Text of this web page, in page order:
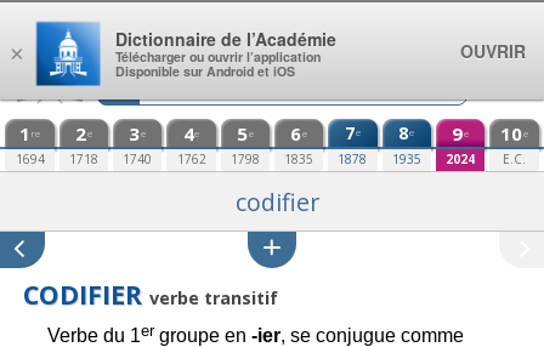
Aller au contenu
1 re
1694
2e
1718
3e
1740
4e
1762
5e
1798
6e
1835
7e
1878
8e
1935
9e
2024
10e
E.C.
codifier
CODIFIER verbe transitif
Verbe du 1ergroupe en -ier, se conjugue comme
×
Dictionnaire de l’Académie
Télécharger ou ouvrir l’application
Disponible sur Android et iOS
OUVRIR